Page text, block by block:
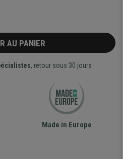
AU PANIER
, retour sous 30 jours
Made in Europe